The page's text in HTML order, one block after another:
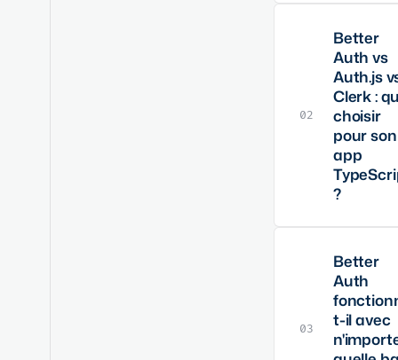
02
Better
Auth vs
Auth.js
Clerk :
choisir
pour son
app
?
plus
sessions,
2FA
03
Better
Auth
t-il avec